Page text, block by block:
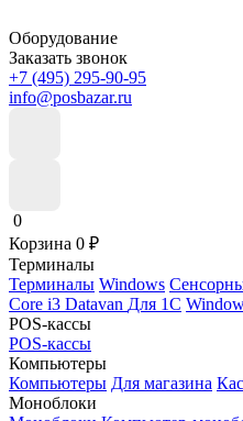
Оборудование
Заказать звонок
+7 (495) 295-90-95
info@posbazar.ru
0
Корзина 0 ₽
Терминалы
Терминалы Windows
Core i3 Datavan Для 1С
POS-кассы
POS-кассы
Компьютеры
Компьютеры Для магазина
Моноблоки